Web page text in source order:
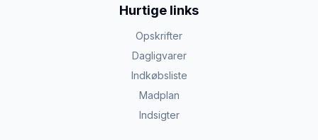
Hurtige links
Opskrifter
Dagligvarer
Indkøbsliste
Madplan
Indsigter